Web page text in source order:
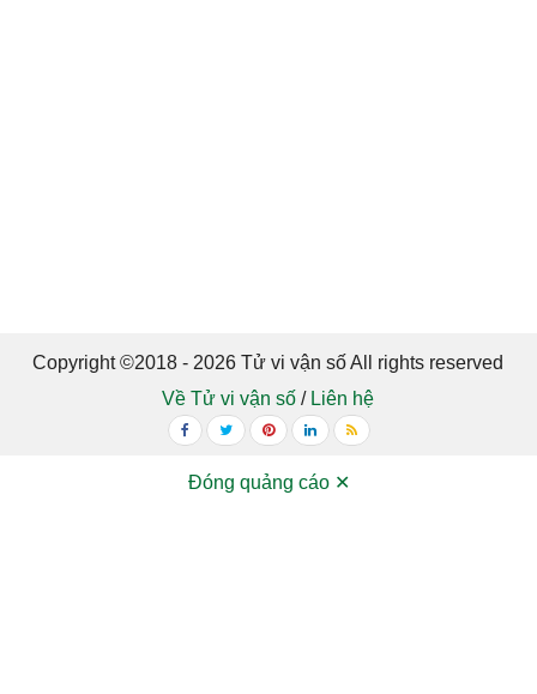
Copyright ©2018 - 2026 Tử vi vận số All rights reserved
Về Tử vi vận số / Liên hệ
Đóng quảng cáo ✕